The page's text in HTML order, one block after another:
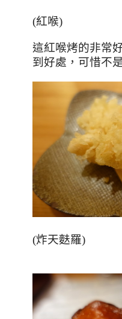
(紅喉)
這紅喉烤的非常
到好處，可惜不
(炸天麩羅)